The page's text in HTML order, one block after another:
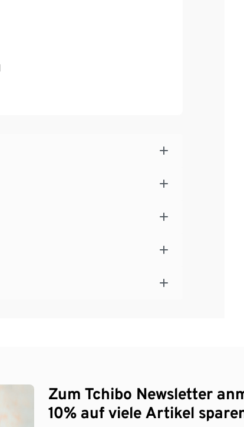
Zum Tchibo Newsletter
10% auf viele Artikel